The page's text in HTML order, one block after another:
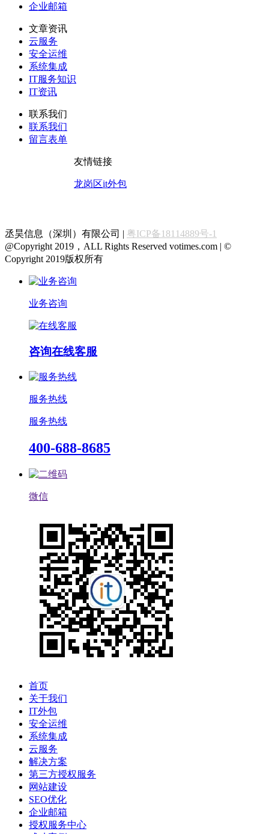
企业邮箱
文章资讯
云服务
安全运维
系统集成
IT服务知识
IT资讯
联系我们
联系我们
留言表单
友情链接
龙岗区it外包
丞昊信息（深圳）有限公司 | 粤ICP备18114889号-1
@Copyright 2019，ALL Rights Reserved votimes.com | ©
Copyright 2019版权所有
业务咨询
咨询在线客服
服务热线
服务热线
400-688-8685
微信
首页
关于我们
IT外包
安全运维
系统集成
云服务
解决方案
第三方授权服务
网站建设
SEO优化
企业邮箱
授权服务中心